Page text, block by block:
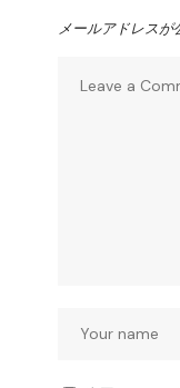
メールアドレスが